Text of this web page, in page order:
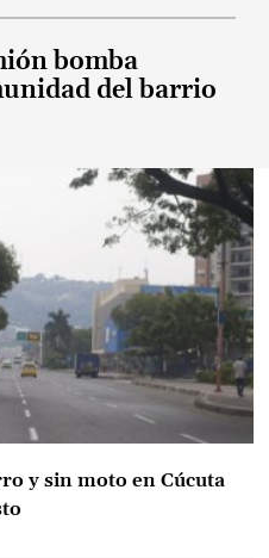
bomba
del barrio
y sin moto en Cúcuta